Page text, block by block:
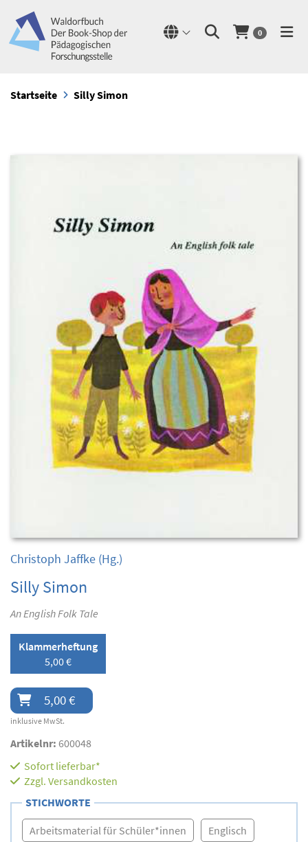
0
Startseite Silly Simon
Christoph Jaffke (Hg.)
Silly Simon
An English Folk Tale
Klammerheftung
5,00 €
5,00 €
inklusive MwSt.
Artikelnr: 600048
Sofort lieferbar*
Zzgl. Versandkosten
STICHWORTE
Arbeitsmaterial für Schüler*innen Englisch